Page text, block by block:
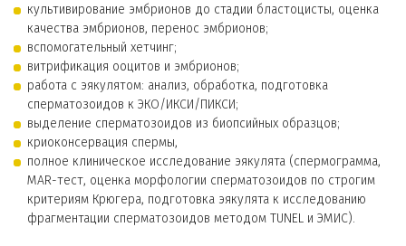
культивирование эмбрионов до стадии бластоцисты, оценка
качества эмбрионов, перенос эмбрионов;
вспомогательный хетчинг;
витрификация ооцитов и эмбрионов;
работа с эякулятом: анализ, обработка, подготовка
сперматозоидов к ЭКО/ИКСИ/ПИКСИ;
выделение сперматозоидов из биопсийных образцов;
криоконсервация спермы,
полное клиническое исследование эякулята (спермограмма,
MAR-тест, оценка морфологии сперматозоидов по строгим
критериям Крюгера, подготовка эякулята к исследованию
фрагментации сперматозоидов методом TUNEL и ЭМИС).